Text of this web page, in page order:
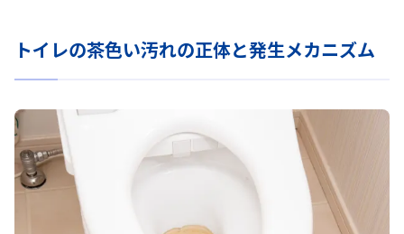
トイレの茶色い汚れの正体と発生メカニズム